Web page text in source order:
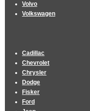
Volvo
Volkswagen
Cadillac
Chevrolet
Chrysler
Dodge
Fisker
Ford